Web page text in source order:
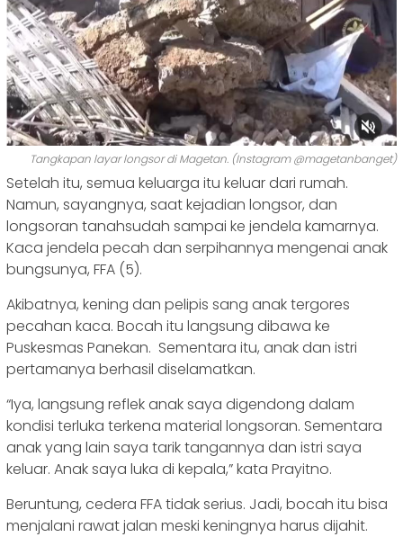
Tangkapan layar longsor di Magetan. (Instagram @magetanbanget)
Setelah itu, semua keluarga itu keluar dari rumah.
Namun, sayangnya, saat kejadian longsor, dan
longsoran tanahsudah sampai ke jendela kamarnya.
Kaca jendela pecah dan serpihannya mengenai anak
bungsunya, FFA (5).
Akibatnya, kening dan pelipis sang anak tergores
pecahan kaca. Bocah itu langsung dibawa ke
Puskesmas Panekan. Sementara itu, anak dan istri
pertamanya berhasil diselamatkan.
“Iya, langsung reflek anak saya digendong dalam
kondisi terluka terkena material longsoran. Sementara
anak yang lain saya tarik tangannya dan istri saya
keluar. Anak saya luka di kepala,” kata Prayitno.
Beruntung, cedera FFA tidak serius. Jadi, bocah itu bisa
menjalani rawat jalan meski keningnya harus dijahit.